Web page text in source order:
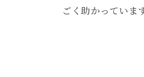
ごく助かっています